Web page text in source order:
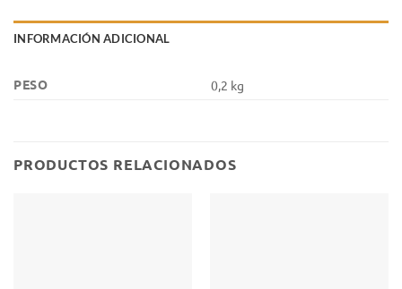
INFORMACIÓN ADICIONAL
PESO 0,2 kg
PRODUCTOS RELACIONADOS